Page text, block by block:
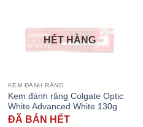
HẾT HÀNG
KEM ĐÁNH RĂNG
Kem đánh răng Colgate Optic
White Advanced White 130g
ĐÃ BÁN HẾT